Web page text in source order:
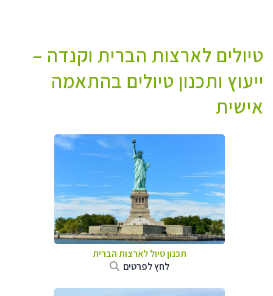
טיולים לארצות הברית וקנדה –
ייעוץ ותכנון טיולים בהתאמה
אישית
תכנון טיול לארצות הברית
לחץ לפרטים